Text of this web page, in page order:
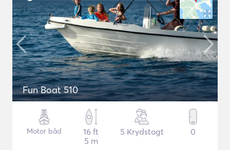
Fun Boat 510
Motor båd
16 ft
5 m
5 Krydstogt 0